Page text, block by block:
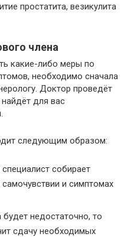
простатита, везикулита
члена
какие-либо меры по
необходимо сначала
Доктор проведёт
для вас
следующим образом:
собирает
и симптомах
недостаточно, то
сдачу необходимых